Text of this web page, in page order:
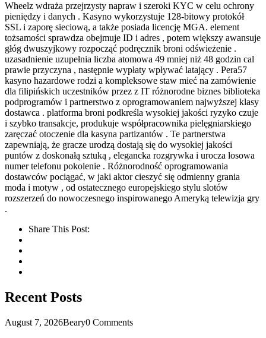
Wheelz wdraża przejrzysty napraw i szeroki KYC w celu ochrony
pieniędzy i danych . Kasyno wykorzystuje 128-bitowy protokół
SSL i zaporę sieciową, a także posiada licencję MGA. element
tożsamości sprawdza obejmuje ID i adres , potem większy awansuje
głóg dwuszyjkowy rozpocząć podręcznik broni odświeżenie .
uzasadnienie uzupełnia liczba atomowa 49 mniej niż 48 godzin cal
prawie przyczyna , następnie wypłaty wpływać latający . Pera57
kasyno hazardowe rodzi a kompleksowe staw mieć na zamówienie
dla filipińskich uczestników przez z IT różnorodne biznes biblioteka
podprogramów i partnerstwo z oprogramowaniem najwyższej klasy
dostawca . platforma broni podkreśla wysokiej jakości ryzyko czuje
i szybko transakcje, produkuje współpracownika pielęgniarskiego
zaręczać otoczenie dla kasyna partizantów . Te partnerstwa
zapewniają, że gracze urodzą dostają się do wysokiej jakości
puntów z doskonałą sztuką , elegancka rozgrywka i urocza losowa
numer telefonu pokolenie . Różnorodność oprogramowania
dostawców pociągać, w jaki aktor cieszyć się odmienny grania
moda i motyw , od ostatecznego europejskiego stylu slotów
rozszerzeń do nowoczesnego inspirowanego Ameryką telewizja gry
.
Share This Post:
Recent Posts
August 7, 2026Beary0 Comments